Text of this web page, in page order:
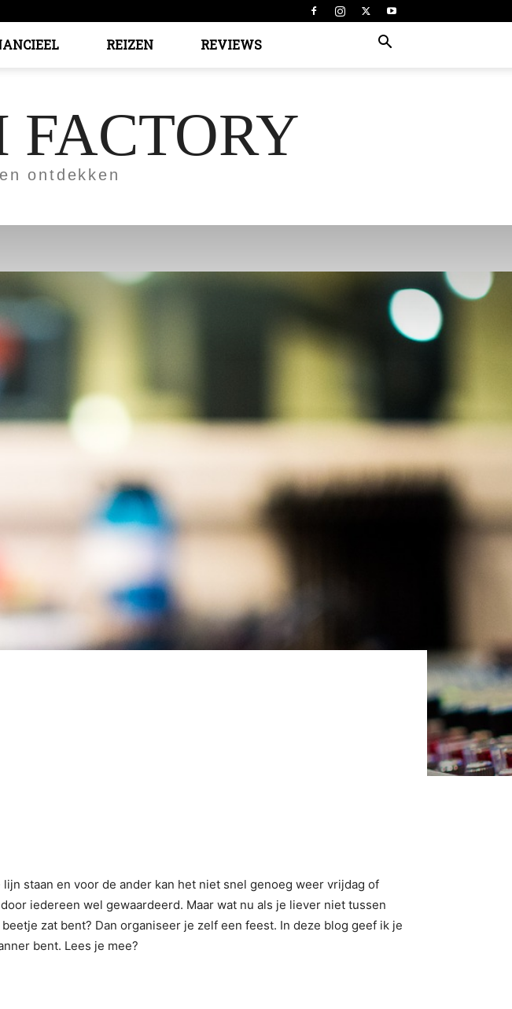
REIZEN REVIEWS
FACTORY
ontdekken
staan en voor de ander kan het niet snel genoeg weer vrijdag of
iedereen wel gewaardeerd. Maar wat nu als je liever niet tussen
zat bent? Dan organiseer je zelf een feest. In deze blog geef ik je
bent. Lees je mee?